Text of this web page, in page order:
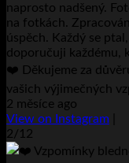
naprosto nadšený.
na fotkách.
úspěch. Každý se
doporučuji každému,
❤️ Děkujeme za
vašich výjimečných
2 měsíce ago
View on Instagram
2/12